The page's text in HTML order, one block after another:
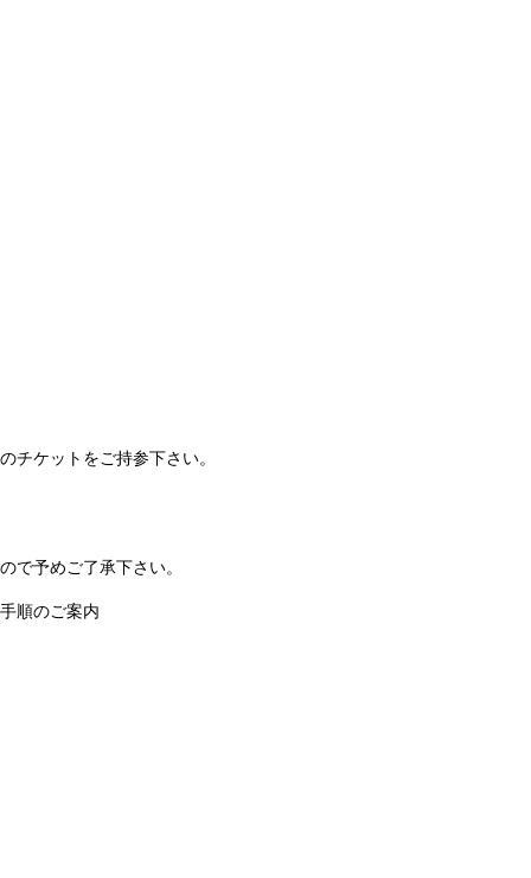
チケットをご持参下さい。
で予めご了承下さい。
順のご案内